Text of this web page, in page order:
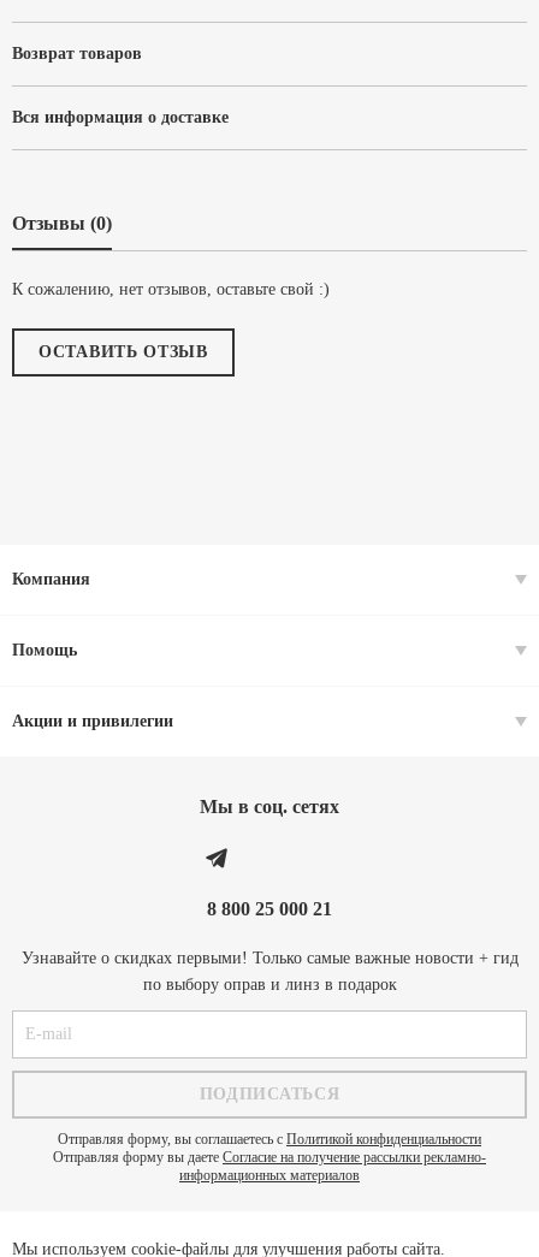
Возврат товаров
Вся информация о доставке
Отзывы (0)
К сожалению, нет отзывов, оставьте свой :)
ОСТАВИТЬ ОТЗЫВ
Компания
Помощь
Акции и привилегии
Мы в соц. cетях
8 800 25 000 21
Узнавайте о скидках первыми! Только самые важные новости + гид
по выбору оправ и линз в подарок
Отправляя форму, вы соглашаетесь с Политикой конфиденциальности
Отправляя форму вы даете Согласие на получение рассылки рекламно-
информационных материалов
Мы используем cookie-файлы для улучшения работы сайта.